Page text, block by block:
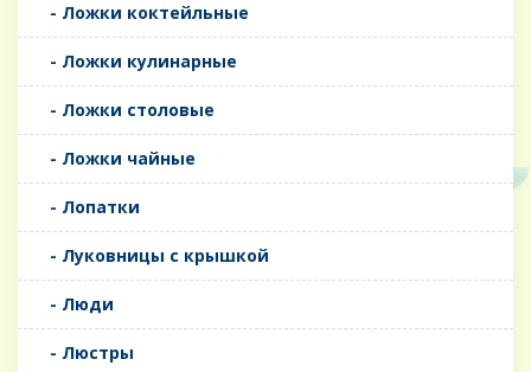
- Ложки коктейльные
- Ложки кулинарные
- Ложки столовые
- Ложки чайные
- Лопатки
- Луковницы с крышкой
- Люди
- Люстры